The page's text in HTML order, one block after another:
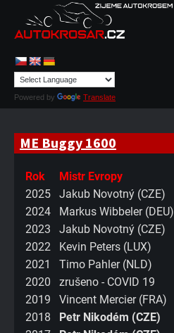
Powered by Translate
ME Buggy 1600
Rok Mistr Evropy
2025
Jakub Novotný (CZE)
2024
Markus Wibbeler (DEU)
2023
Jakub Novotný (CZE)
2022
Kevin Peters (LUX)
2021
Timo Pahler (NLD)
2020
zrušeno - COVID 19
2019
Vincent Mercier (FRA)
2018
Petr Nikodém (CZE)